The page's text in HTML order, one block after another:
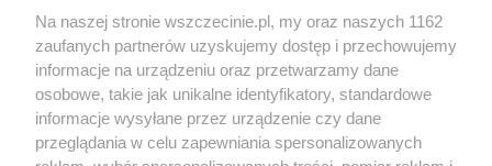
Wernisaże
Więcej
Specjalny koncert z okazji
20. urodzin portalu
wSzczecinie.pl
Regulamin konkursów
śniadaniówka "Hej
Szczecin! Jest piątek!"
Na naszej stronie wszczecinie.pl, my oraz naszych 1162
zaufanych partnerów uzyskujemy dostęp i przechowujemy
informacje na urządzeniu oraz przetwarzamy dane
osobowe, takie jak unikalne identyfikatory, standardowe
informacje wysyłane przez urządzenie czy dane
przeglądania w celu zapewniania spersonalizowanych